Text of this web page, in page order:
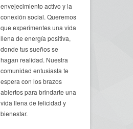
envejecimiento activo y la
conexión social. Queremos
que experimentes una vida
llena de energía positiva,
donde tus sueños se
hagan realidad. Nuestra
comunidad entusiasta te
espera con los brazos
abiertos para brindarte una
vida llena de felicidad y
bienestar.